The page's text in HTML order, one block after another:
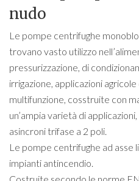
nudo
Le pompe centrifughe
trovano vasto utilizzo
pressurizzazione, di
irrigazione, applicazioni
multifunzione, cosstruite con
un’ampia varietà di
asincroni trifase a 2 poli.
Le pompe centrifughe ad asse
impianti antincendio.